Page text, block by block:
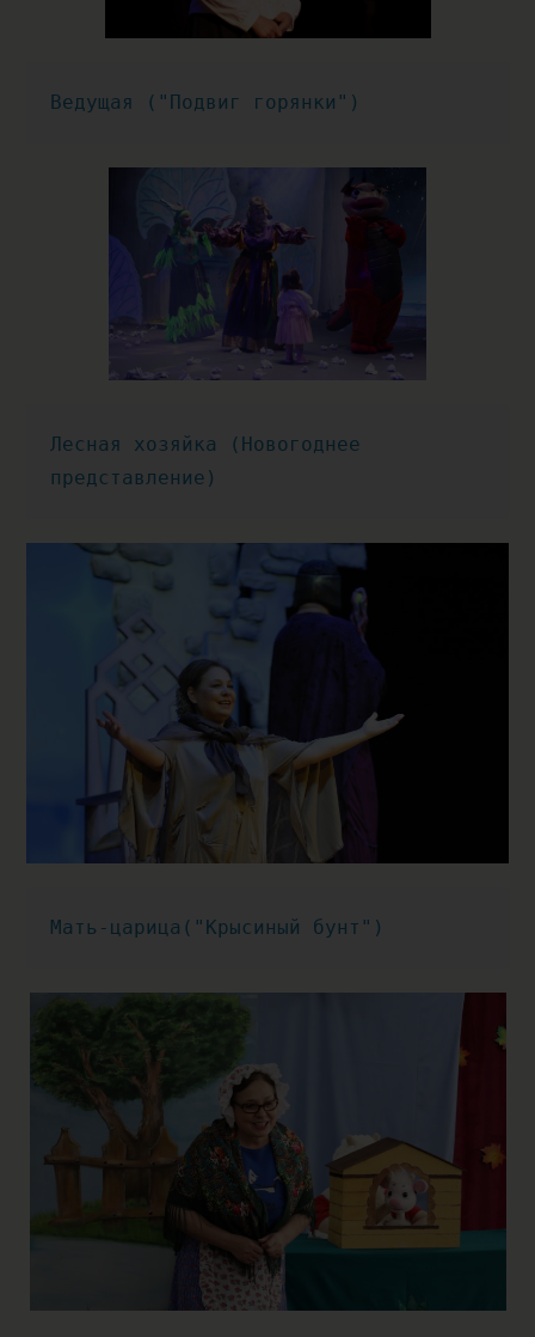
Ведущая ("Подвиг горянки")
Лесная хозяйка (Новогоднее
представление)
Мать-царица("Крысиный бунт")